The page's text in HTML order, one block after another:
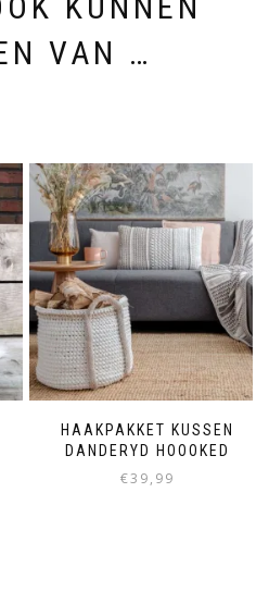
VAN …
HAAKPAKKET KUSSEN
DANDERYD HOOOKED
€39,99